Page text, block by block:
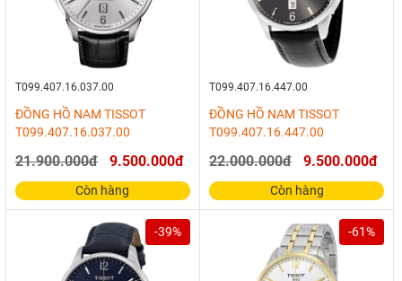
T099.407.16.037.00
ĐỒNG HỒ NAM TISSOT
T099.407.16.037.00
21.900.000đ 9.500.000đ
Còn hàng
T099.407.16.447.00
ĐỒNG HỒ NAM TISSOT
T099.407.16.447.00
22.000.000đ 9.500.000đ
Còn hàng
-39% -61%